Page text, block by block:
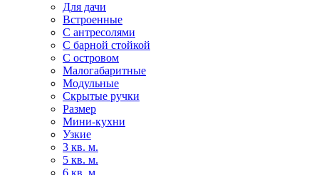
Для дачи
Встроенные
С антресолями
С барной стойкой
С островом
Малогабаритные
Модульные
Скрытые ручки
Размер
Мини-кухни
Узкие
3 кв. м.
5 кв. м.
6 кв. м.